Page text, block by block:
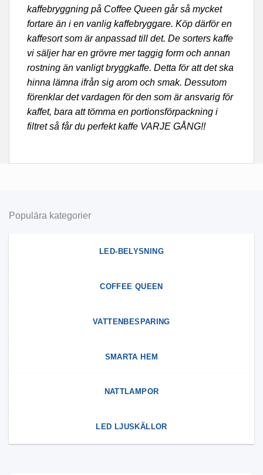
kaffebryggning på Coffee Queen går så mycket
fortare än i en vanlig kaffebryggare. Köp därför en
kaffesort som är anpassad till det. De sorters kaffe
vi säljer har en grövre mer taggig form och annan
rostning än vanligt bryggkaffe. Detta för att det ska
hinna lämna ifrån sig arom och smak. Dessutom
förenklar det vardagen för den som är ansvarig för
kaffet, bara att tömma en portionsförpackning i
filtret så får du perfekt kaffe VARJE GÅNG!!
Populära kategorier
LED-BELYSNING
COFFEE QUEEN
VATTENBESPARING
SMARTA HEM
NATTLAMPOR
LED LJUSKÄLLOR